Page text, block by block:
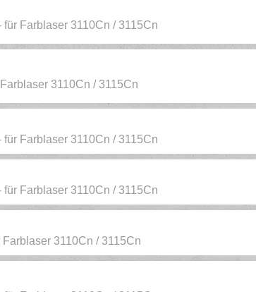
Farblaser 3110Cn / 3115Cn
3110Cn / 3115Cn
Farblaser 3110Cn / 3115Cn
Farblaser 3110Cn / 3115Cn
3110Cn / 3115Cn